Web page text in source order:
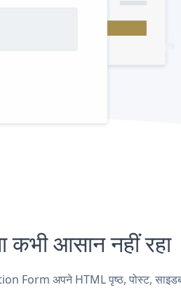
आसान नहीं रहा
अपने HTML पृष्ठ, पोस्ट,